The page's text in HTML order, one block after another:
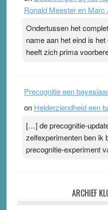
Ronald Meester en Marc
Ondertussen het
name aan het eind is
heeft zich prima
Precognitie een
on Helderziendheid een
[…] de precognitie-
zelfexperimenten ben ik
precognitie-experiment
ARCHIEF